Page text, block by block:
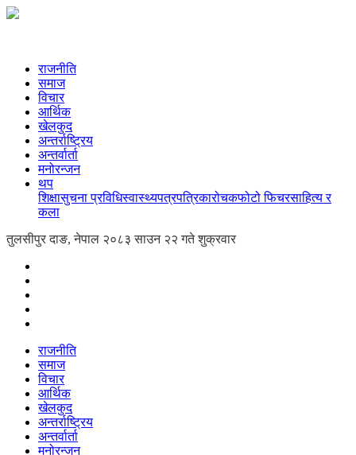
राजनीति
समाज
विचार
आर्थिक
खेलकुद
अन्तर्राष्ट्रिय
अन्तर्वार्ता
मनोरन्जन
थप
शिक्षासुचना प्रविधिस्वास्थ्यपत्रपत्रिकारोचकफोटो फिचरसाहित्य र
कला
तुलसीपुर दाङ, नेपाल २०८३ साउन २२ गते शुक्रवार
राजनीति
समाज
विचार
आर्थिक
खेलकुद
अन्तर्राष्ट्रिय
अन्तर्वार्ता
मनोरन्जन